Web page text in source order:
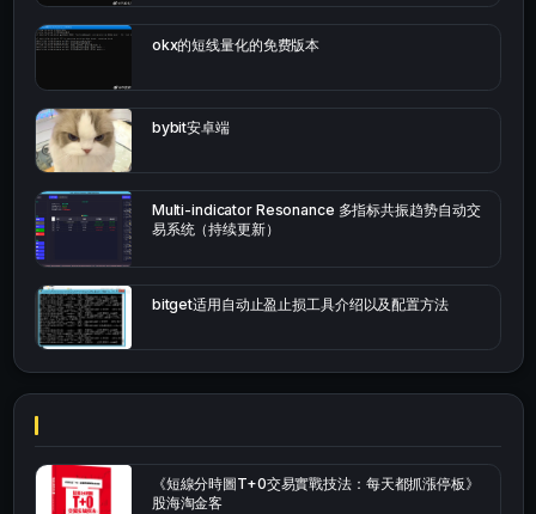
okx的短线量化的免费版本
bybit安卓端
Multi-indicator Resonance 多指标共振趋势自动交
易系统（持续更新）
bitget适用自动止盈止损工具介绍以及配置方法
《短線分時圖T+0交易實戰技法：每天都抓漲停板》
股海淘金客